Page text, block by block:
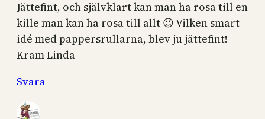
Jättefint, och självklart kan man ha rosa till en
kille man kan ha rosa till allt 😉 Vilken smart
idé med pappersrullarna, blev ju jättefint!
Kram Linda
Svara